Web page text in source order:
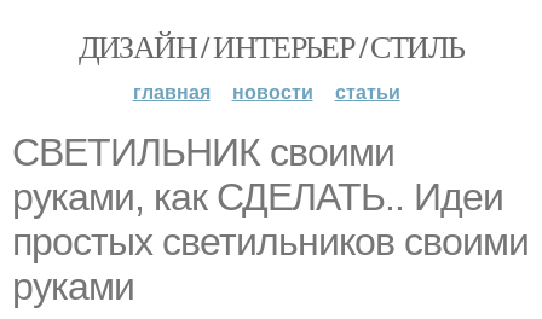
ДИЗАЙН / ИНТЕРЬЕР / СТИЛЬ
главная новости статьи
СВЕТИЛЬНИК своими
руками, как СДЕЛАТЬ.. Идеи
простых светильников своими
руками